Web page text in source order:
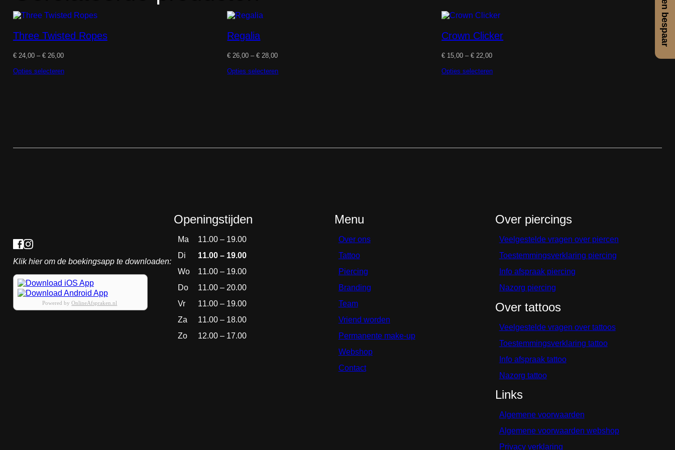
Three Twisted Ropes
€24,00 – €26,00Prijsklasse:
tot
Opties selecteren
Regalia
€ 26,00 – € 28,00Prijsklasse:
tot
Opties selecteren
Crown Clicker
€ 15,00 – € 22,00Prijsklasse:
tot
Opties selecteren
Klik hier om de boekingsapp te downloaden:
Powered byOnlineAfspraken.nl
Openingstijden
Ma
11.00 – 19.00
Di
11.00 – 19.00
Wo
11.00 – 19.00
Do
11.00 – 20.00
Vr
11.00 – 19.00
Za
11.00 – 18.00
Zo
12.00 – 17.00
Menu
Over ons
Tattoo
Piercing
Branding
Team
Vriend worden
Permanente make-up
Webshop
Contact
Over piercings
Veelgestelde vragen over piercen
Toestemmingsverklaring piercing
Info afspraak piercing
Nazorg piercing
Over tattoos
Veelgestelde vragen over tattoos
Toestemmingsverklaring tattoo
Info afspraak tattoo
Nazorg tattoo
Links
Algemene voorwaarden
Algemene voorwaarden webshop
Privacy verklaring